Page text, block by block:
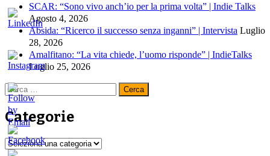
SCAR: “Sono vivo anch’io per la prima volta” | Indie Talks
Agosto 4, 2026
Absida: “Ricerco il successo senza inganni” | Intervista Luglio
28, 2026
Amalfitano: “La vita chiede, l’uomo risponde” | IndieTalks
Luglio 25, 2026
Ricerca
per:
Categorie
Categorie